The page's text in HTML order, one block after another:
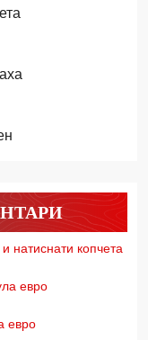
натиснати копчета
евро
евро